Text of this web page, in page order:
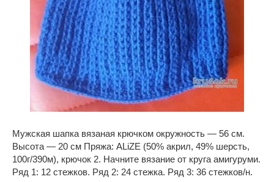
Мужская шапка вязаная крючком окружность — 56 см.
Высота — 20 см Пряжа: ALiZE (50% акрил, 49% шерсть,
100г/390м), крючок 2. Начните вязание от круга амигуруми.
Ряд 1: 12 стежков. Ряд 2: 24 стежка. Ряд 3: 36 стежков/н.